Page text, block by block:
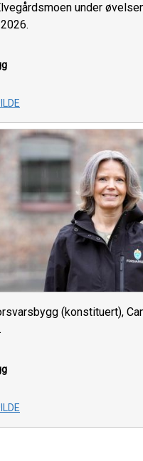
under
(konstituert),